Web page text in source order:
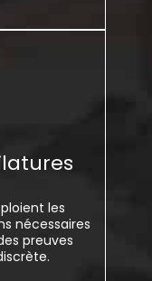
les
nécessaires
preuves